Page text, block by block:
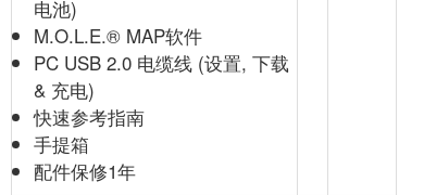
电池)
M.O.L.E.® MAP软件
PC USB 2.0 电缆线 (设置, 下载
& 充电)
快速参考指南
手提箱
配件保修1年